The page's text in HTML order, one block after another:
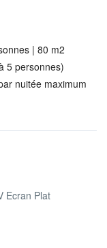
| 80 m2
5 personnes)
nuitée maximum
Ecran Plat